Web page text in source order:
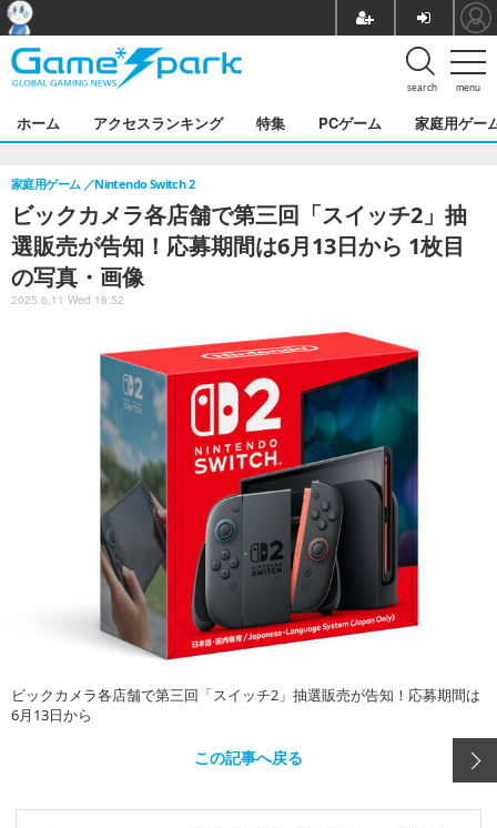
menu
search
ホーム アクセスランキング 特集 PCゲーム 家庭用ゲー
ビックカメラ各店舗で第三回「スイッチ2」抽
選販売が告知！応募期間は6月13日から 1枚目
の写真・画像
家庭用ゲーム Nintendo Switch 2
2025.6.11 Wed 18:52
ビックカメラ各店舗で第三回「スイッチ2」抽選販売が告知！応募期間は
6月13日から
この記事へ戻る